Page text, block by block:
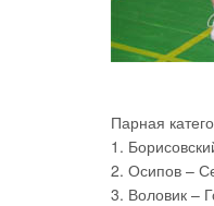
Парная
1.
2. Осипов –
3. Воловик –